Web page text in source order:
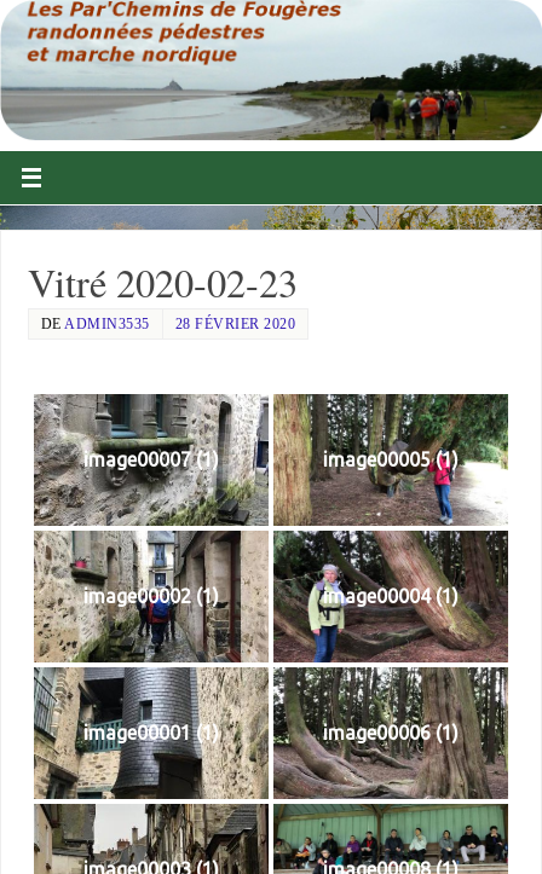
Vitré 2020-02-23
DEADMIN3535 28 FÉVRIER 2020
image00007 (1) image00005 (1)
image00002 (1) image00004 (1)
image00001 (1) image00006 (1)
image00003 (1) image00008 (1)